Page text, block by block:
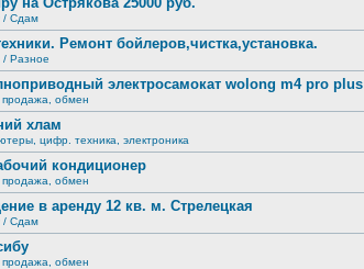
/ Сдам
Ремонт бойлеров,чистка,установка.
/ Разное
электросамокат wolong m4 pro plus
продажа, обмен
хлам
цифр. техника, электроника
кондиционер
продажа, обмен
в аренду 12 кв. м. Стрелецкая
/ Сдам
продажа, обмен